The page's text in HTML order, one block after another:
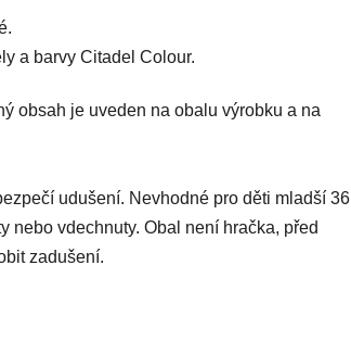
a barvy Citadel Colour.
obsah je uveden na obalu výrobku a na
udušení. Nevhodné pro děti mladší 36
nebo vdechnuty. Obal není hračka, před
zadušení.